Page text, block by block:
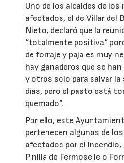
Uno de los alcaldes de los
afectados, el de Villar del
Nieto, declaró que la
“totalmente positiva“
de forraje y paja es muy
hay ganaderos que se han
y otros solo para salvar
días, pero el pasto está
quemado”.
Por ello, este
pertenecen algunos de
afectados por el incendio,
Pinilla de Fermoselle o